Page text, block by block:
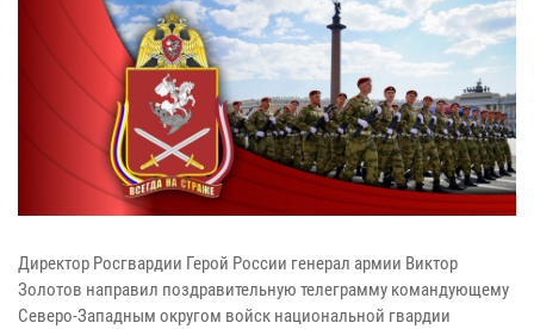
Директор Росгвардии Герой России генерал армии Виктор
Золотов направил поздравительную телеграмму командующему
Северо-Западным округом войск национальной гвардии